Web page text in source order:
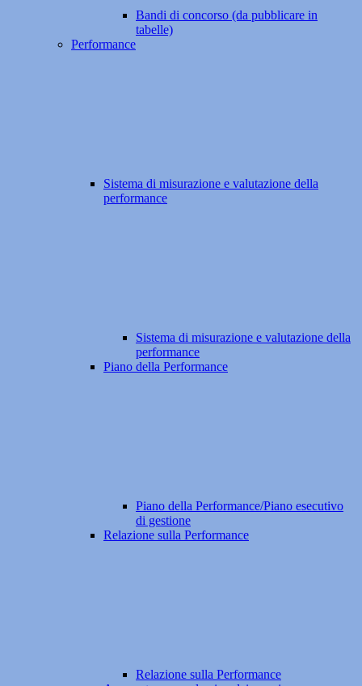
Bandi di concorso (da pubblicare in
tabelle)
Performance
Sistema di misurazione e valutazione della
performance
Sistema di misurazione e valutazione della
performance
Piano della Performance
Piano della Performance/Piano esecutivo
di gestione
Relazione sulla Performance
Relazione sulla Performance